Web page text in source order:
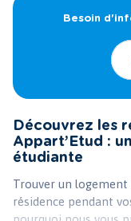
Besoin
Découvrez les
Appart’Etud :
étudiante
Trouver un
résidence pendant